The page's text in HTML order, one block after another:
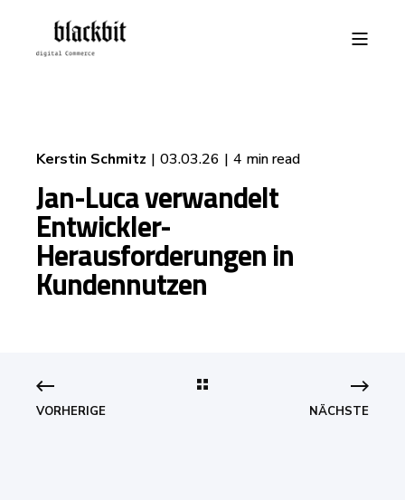
Kerstin Schmitz 03.03.26 4 min read
Jan-Luca verwandelt
Entwickler-
Herausforderungen in
Kundennutzen
VORHERIGE NÄCHSTE